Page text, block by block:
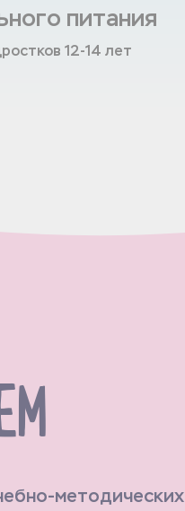
питания
12-14 лет
методических